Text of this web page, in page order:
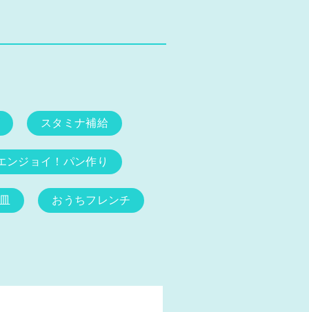
スタミナ補給
ンジョイ！パン作り
おうちフレンチ